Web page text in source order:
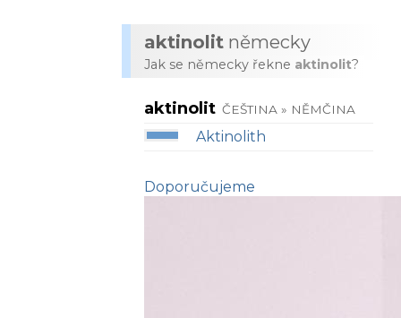
aktinolit německy
Jak se německy řekne aktinolit?
aktinolit ČEŠTINA » NĚMČINA
Aktinolith
Doporučujeme